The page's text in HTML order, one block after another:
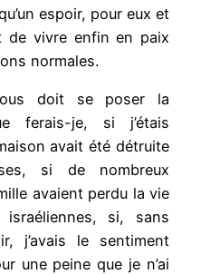
espoir, pour eux et
de vivre enfin en paix
normales.
doit se poser la
ferais-je, si j’étais
avait été détruite
si de nombreux
avaient perdu la vie
si, sans
j’avais le sentiment
une peine que je n’ai